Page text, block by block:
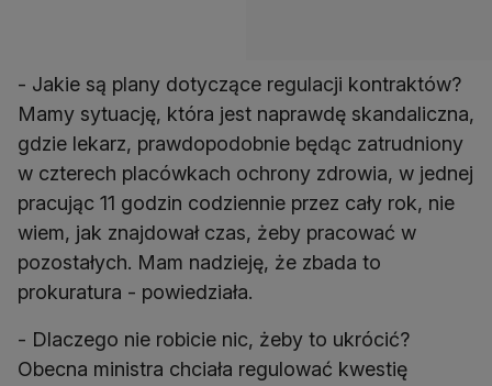
- Jakie są plany dotyczące regulacji kontraktów?
Mamy sytuację, która jest naprawdę skandaliczna,
gdzie lekarz, prawdopodobnie będąc zatrudniony
w czterech placówkach ochrony zdrowia, w jednej
pracując 11 godzin codziennie przez cały rok, nie
wiem, jak znajdował czas, żeby pracować w
pozostałych. Mam nadzieję, że zbada to
prokuratura - powiedziała.
- Dlaczego nie robicie nic, żeby to ukrócić?
Obecna ministra chciała regulować kwestię